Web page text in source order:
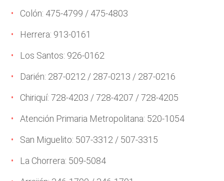
Colón: 475-4799 / 475-4803
Herrera: 913-0161
Los Santos: 926-0162
Darién: 287-0212 / 287-0213 / 287-0216
Chiriquí: 728-4203 / 728-4207 / 728-4205
Atención Primaria Metropolitana: 520-1054
San Miguelito: 507-3312 / 507-3315
La Chorrera: 509-5084